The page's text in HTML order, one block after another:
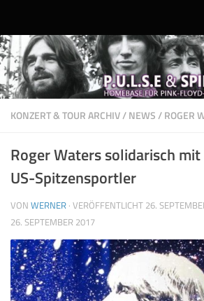
KONZERT & TOUR ARCHIV/NEWS/ROGER
Roger Waters solidarisch
US-Spitzensportler
VON WERNER · VERÖFFENTLICHT 26.
26. SEPTEMBER 2017